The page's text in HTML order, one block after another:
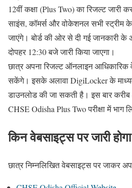
12वीं कक्षा (Plus Two) का रिजल्ट जारी
साइंस, कॉमर्स और वोकेशनल सभी स्ट्रीम के
जाएंगे। बोर्ड की ओर से दी गई जानकारी
दोपहर 12:30 बजे जारी किया जाएगा।
छात्र अपना रिजल्ट ऑनलाइन
सकेंगे। इसके अलावा DigiLocker के
डाउनलोड की जा सकती है। इस बार
CHSE Odisha Plus Two परीक्षा में भाग
किन वेबसाइट्स पर जारी
छात्र निम्नलिखित वेबसाइट्स पर जाकर